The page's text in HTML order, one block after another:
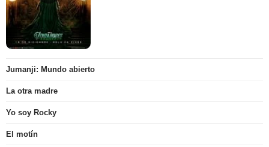
Jumanji: Mundo abierto
La otra madre
Yo soy Rocky
El motín